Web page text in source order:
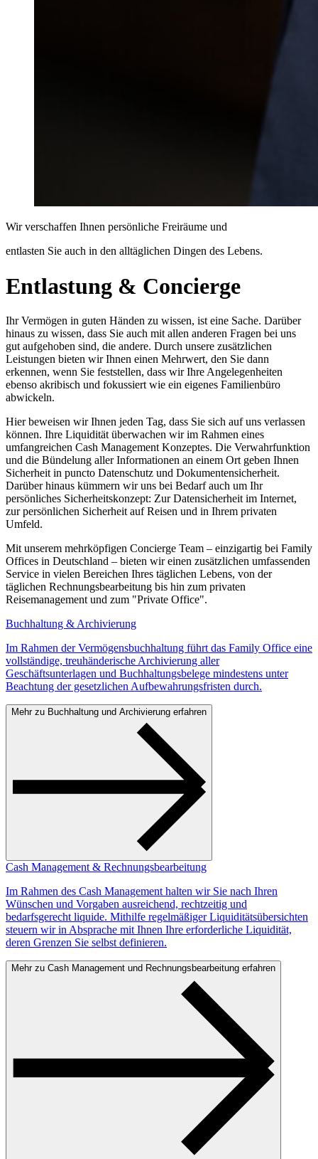
Wir verschaffen Ihnen persönliche Freiräume und
entlasten Sie auch in den alltäglichen Dingen des Lebens.
Entlastung & Concierge
Ihr Vermögen in guten Händen zu wissen, ist eine Sache. Darüber
hinaus zu wissen, dass Sie auch mit allen anderen Fragen bei uns
gut aufgehoben sind, die andere. Durch unsere zusätzlichen
Leistungen bieten wir Ihnen einen Mehrwert, den Sie dann
erkennen, wenn Sie feststellen, dass wir Ihre Angelegenheiten
ebenso akribisch und fokussiert wie ein eigenes Familienbüro
abwickeln.
Hier beweisen wir Ihnen jeden Tag, dass Sie sich auf uns verlassen
können. Ihre Liquidität überwachen wir im Rahmen eines
umfangreichen Cash Management Konzeptes. Die Verwahrfunktion
und die Bündelung aller Informationen an einem Ort geben Ihnen
Sicherheit in puncto Datenschutz und Dokumentensicherheit.
Darüber hinaus kümmern wir uns bei Bedarf auch um Ihr
persönliches Sicherheitskonzept: Zur Datensicherheit im Internet,
zur persönlichen Sicherheit auf Reisen und in Ihrem privaten
Umfeld.
Mit unserem mehrköpfigen Concierge Team – einzigartig bei Family
Offices in Deutschland – bieten wir einen zusätzlichen umfassenden
Service in vielen Bereichen Ihres täglichen Lebens, von der
täglichen Rechnungsbearbeitung bis hin zum privaten
Reisemanagement und zum "Private Office".
Buchhaltung & Archivierung
Im Rahmen der Vermögensbuchhaltung führt das Family Office eine
vollständige, treuhänderische Archivierung aller
Geschäftsunterlagen und Buchhaltungsbelege mindestens unter
Beachtung der gesetzlichen Aufbewahrungsfristen durch.
Mehr zu Buchhaltung und Archivierung erfahren
Cash Management & Rechnungsbearbeitung
Im Rahmen des Cash Management halten wir Sie nach Ihren
Wünschen und Vorgaben ausreichend, rechtzeitig und
bedarfsgerecht liquide. Mithilfe regelmäßiger Liquiditätsübersichten
steuern wir in Absprache mit Ihnen Ihre erforderliche Liquidität,
deren Grenzen Sie selbst definieren.
Mehr zu Cash Management und Rechnungsbearbeitung erfahren